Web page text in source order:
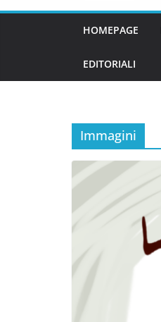
HOMEPAGE
EDITORIALI
Immagini